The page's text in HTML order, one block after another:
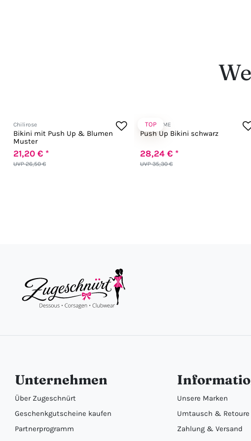
Chilirose
Bikini mit Push Up & Blumen
Muster
UVP 26,50 €
21,20 € *
TOP
SAMEGAME
Push Up Bikini schwarz
UVP 35,30 €
28,24 € *
Unternehmen
Über Zugeschnürt
Geschenkgutscheine kaufen
Partnerprogramm
Unsere Marken
Umtausch & Retoure
Zahlung & Versand